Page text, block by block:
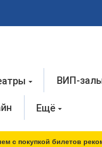
ВИП-
Ещё
с покупкой билетов